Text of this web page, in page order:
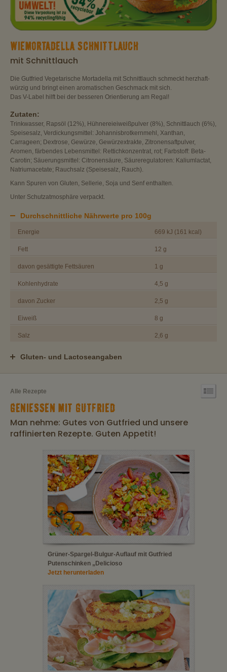
WIEMORTADELLA SCHNITTLAUCH
mit Schnittlauch
Die Gutfried Vegetarische Mortadella mit Schnittlauch schmeckt herzhaft-
würzig und bringt einen aromatischen Geschmack mit sich.
Das V-Label hilft bei der besseren Orientierung am Regal!
Zutaten:
Trinkwasser, Rapsöl (12%), Hühnereieiweißpulver (8%), Schnittlauch (6%),
Speisesalz, Verdickungsmittel: Johannisbrotkernmehl, Xanthan,
Carrageen; Dextrose, Gewürze, Gewürzextrakte, Zitronensaftpulver,
Aromen, färbendes Lebensmittel: Rettichkonzentrat, rot; Farbstoff: Beta-
Carotin; Säuerungsmittel: Citronensäure, Säureregulatoren: Kaliumlactat,
Natriumacetate; Rauchsalz (Speisesalz, Rauch).
Kann Spuren von Gluten, Sellerie, Soja und Senf enthalten.
Unter Schutzatmosphäre verpackt.
Durchschnittliche Nährwerte pro 100g
Energie 669 kJ (161 kcal)
Fett 12 g
davon gesättigte Fettsäuren 1 g
Kohlenhydrate 4,5 g
davon Zucker 2,5 g
Eiweiß 8 g
Salz 2,6 g
Gluten- und Lactoseangaben
Alle Rezepte
GENIESSEN MIT GUTFRIED
Man nehme: Gutes von Gutfried und unsere
raffinierten Rezepte. Guten Appetit!
Grüner-Spargel-Bulgur-Auflauf mit Gutfried
Putenschinken „Delicioso
Jetzt herunterladen